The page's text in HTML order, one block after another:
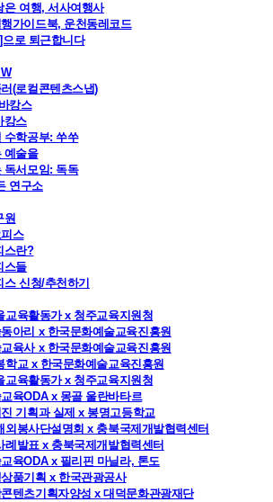
은 여행, 서사여행사
가이드북, 운천동레코드
로 퇴근합니다
(로컬콘텐츠스냅)
캉스
캉스
수학공부: 쑤쑤
예술을
독서모임: 독독
연구소
원
스
스란?
스들
신청/추천하기
교육활동가 x 청주교육지원청
아리 x 한국문화예술교육진흥원
육사 x 한국문화예술교육진흥원
학교 x 한국문화예술교육진흥원
교육활동가 x 청주교육지원청
육ODA x 몽골 울란바타르
기획과 실제 x 봉명고등학교
외봉사단설명회 x 충북국제개발협력센터
례발표 x 충북국제개발협력센터
육ODA x 필리핀 마닐라, 톤도
품기획 x 한국관광공사
텐츠기획자양성 x 대덕문화관광재단